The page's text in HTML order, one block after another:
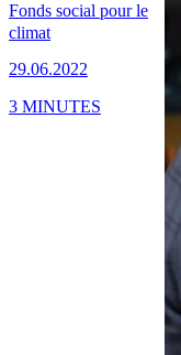
Fonds social pour le
climat
29.06.2022
3 MINUTES